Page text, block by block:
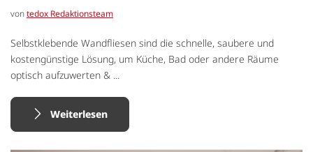
vontedox Redaktionsteam
Selbstklebende Wandfliesen sind die schnelle, saubere und
kostengünstige Lösung, um Küche, Bad oder andere Räume
optisch aufzuwerten & ...
Weiterlesen